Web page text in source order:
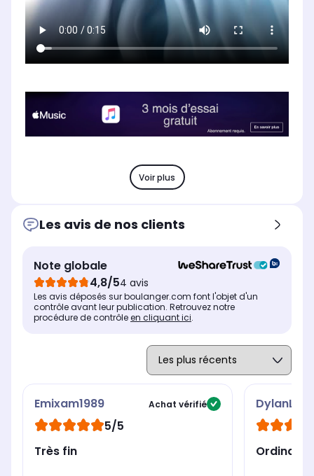
Voir plus
Les avis de nos clients
Note globale
4,8/54 avis
Les avis déposés sur boulanger.com font l'objet d'un
contrôle avant leur publication. Retrouvez notre
procédure de contrôleen cliquant ici.
Emixam1989 Achat vérifié
5/5
Très fin